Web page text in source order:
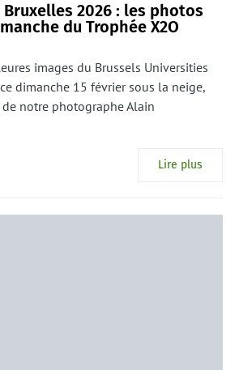
2026 : les photos
du Trophée X2O
images du Brussels Universities
dimanche 15 février sous la neige,
notre photographe Alain
Lire plus